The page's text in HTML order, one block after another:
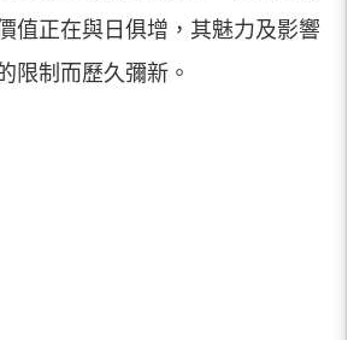
值正在與日俱增，其魅力及影響
限制而歷久彌新。